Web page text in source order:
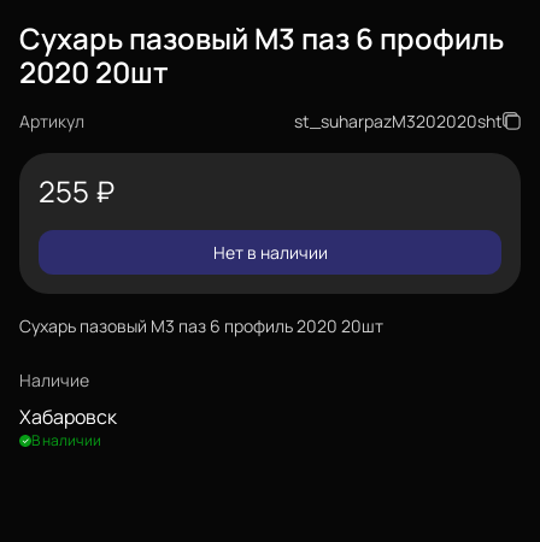
Сухарь пазовый М3 паз 6 профиль
2020 20шт
Артикул st_suharpazM3202020sht
255 ₽
Нет в наличии
Сухарь пазовый М3 паз 6 профиль 2020 20шт
Наличие
Хабаровск
В наличии